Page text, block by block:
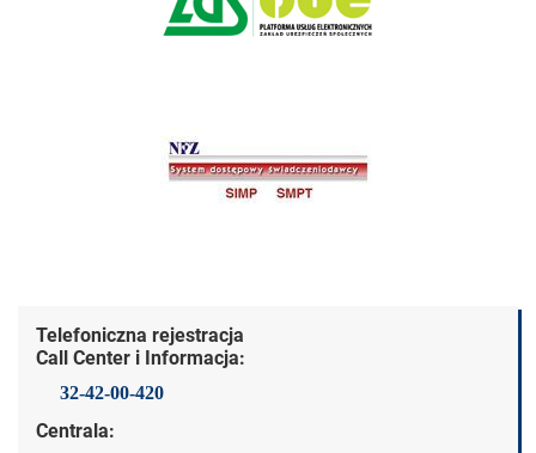
Dane kontaktowe
Telefoniczna rejestracja
Call Center i Informacja:
32-42-00-420
Centrala: